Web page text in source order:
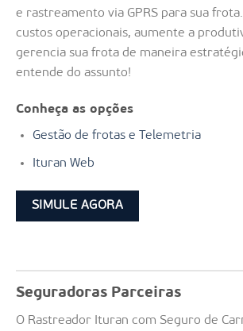
e rastreamento via GPRS para sua
custos operacionais, aumente a
gerencia sua frota de maneira
entende do assunto!
Conheça as opções
Gestão de frotas e Telemetria
Ituran Web
SIMULE AGORA
Seguradoras Parceiras
O Rastreador Ituran com Seguro de